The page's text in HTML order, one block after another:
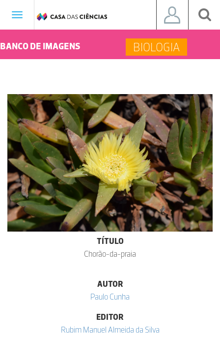
Toggle
BANCO DE IMAGENS BIOLOGIA
TÍTULO
Chorão-da-praia
AUTOR
Paulo Cunha
EDITOR
Rubim Manuel Almeida da Silva